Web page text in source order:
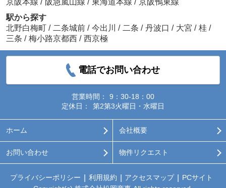
京阪本線 / 阪急嵐山線 / 東海道本線 / 京阪鴨東線
駅から探す
北野白梅町 / 二条城前 / 今出川 / 二条 / 丹波口 / 大宮 / 桂 /
三条 / 梅小路京都西 / 西京極
電話でお問い合わせ
営業時間：
9：30-18：00
定休日：
第2第3火曜日・水曜日
ホーム 会社概要
お問い合わせ 物件リクエスト
プライバシーポリシー 利用規約 アクセスマップ
PCサイト